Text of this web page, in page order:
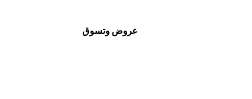
عروض وتسوق